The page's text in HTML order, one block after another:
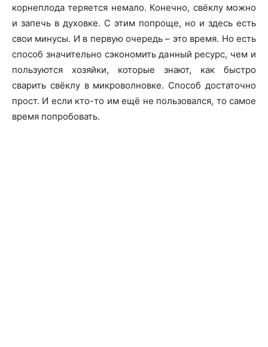
корнеплода теряется немало. Конечно, свёклу можно
и запечь в духовке. С этим попроще, но и здесь есть
свои минусы. И в первую очередь – это время. Но есть
способ значительно сэкономить данный ресурс, чем и
пользуются хозяйки, которые знают, как быстро
сварить свёклу в микроволновке. Способ достаточно
прост. И если кто-то им ещё не пользовался, то самое
время попробовать.